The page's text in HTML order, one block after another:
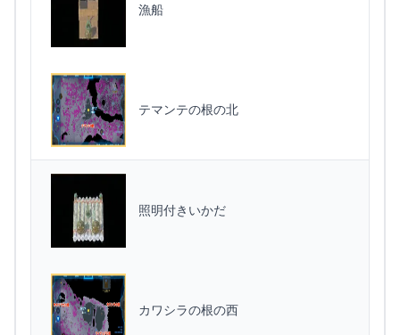
漁船
テマンテの根の北
照明付きいかだ
カワシラの根の西